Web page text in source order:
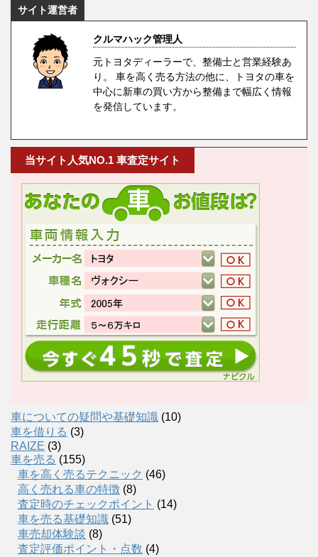
サイト運営者
クルマハック管理人
元トヨタディーラーで、整備士と営業経験あ
り。 車を高く売る方法の他に、トヨタの車を
中心に新車の買い方から整備まで幅広く情報
を発信しています。
当サイト人気NO.1 車査定サイト
車についての疑問や基礎知識 (10)
車を借りる (3)
RAIZE (3)
車を売る (155)
車を高く売るテクニック (46)
高く売れる車の特徴 (8)
査定時のチェックポイント (14)
車を売る基礎知識 (51)
車売却体験談 (8)
査定評価ポイント・点数 (4)